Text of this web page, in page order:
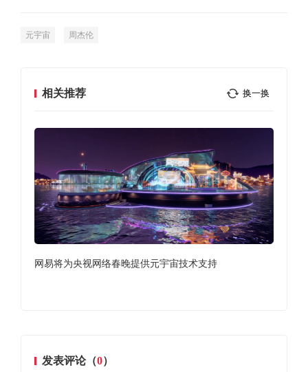
元宇宙 周杰伦
相关推荐 换一换
网易将为央视网络春晚提供元宇宙技术支持
发表评论（0）